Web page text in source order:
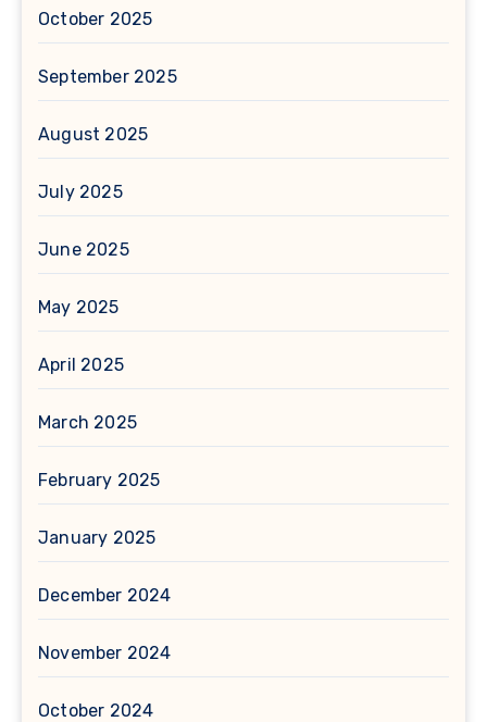
October 2025
September 2025
August 2025
July 2025
June 2025
May 2025
April 2025
March 2025
February 2025
January 2025
December 2024
November 2024
October 2024